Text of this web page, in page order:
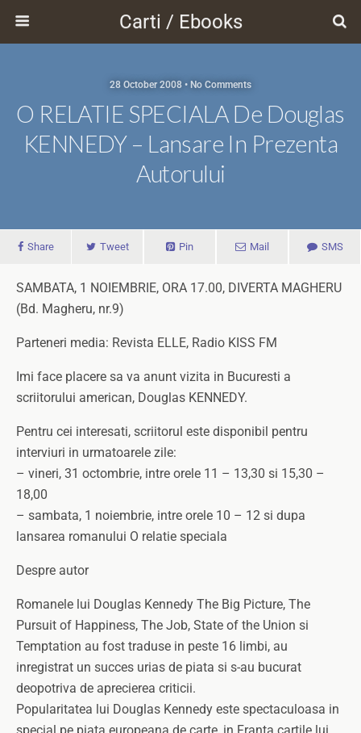
Carti / Ebooks
28 October 2008 • No Comments
O RELATIE SPECIALA De Douglas
KENNEDY – Lansare In Prezenta
Autorului
Share Tweet Pin Mail SMS
SAMBATA, 1 NOIEMBRIE, ORA 17.00, DIVERTA MAGHERU
(Bd. Magheru, nr.9)
Parteneri media: Revista ELLE, Radio KISS FM
Imi face placere sa va anunt vizita in Bucuresti a
scriitorului american, Douglas KENNEDY.
Pentru cei interesati, scriitorul este disponibil pentru
interviuri in urmatoarele zile:
– vineri, 31 octombrie, intre orele 11 – 13,30 si 15,30 –
18,00
– sambata, 1 noiembrie, intre orele 10 – 12 si dupa
lansarea romanului O relatie speciala
Despre autor
Romanele lui Douglas Kennedy The Big Picture, The
Pursuit of Happiness, The Job, State of the Union si
Temptation au fost traduse in peste 16 limbi, au
inregistrat un succes urias de piata si s-au bucurat
deopotriva de aprecierea criticii.
Popularitatea lui Douglas Kennedy este spectaculoasa in